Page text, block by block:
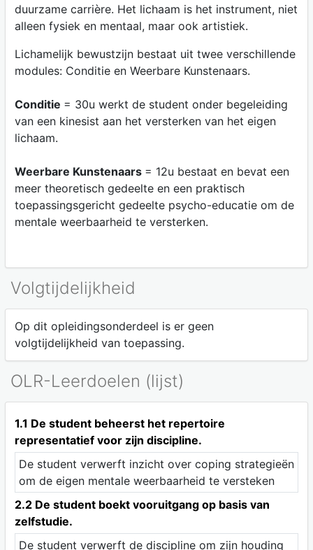
duurzame carrière. Het lichaam is het instrument, niet
alleen fysiek en mentaal, maar ook artistiek.
Lichamelijk bewustzijn bestaat uit twee verschillende
modules: Conditie en Weerbare Kunstenaars.
Conditie = 30u werkt de student onder begeleiding
van een kinesist aan het versterken van het eigen
lichaam.
Weerbare Kunstenaars = 12u bestaat en bevat een
meer theoretisch gedeelte en een praktisch
toepassingsgericht gedeelte psycho-educatie om de
mentale weerbaarheid te versterken.
Volgtijdelijkheid
Op dit opleidingsonderdeel is er geen
volgtijdelijkheid van toepassing.
OLR-Leerdoelen (lijst)
1.1 De student beheerst het repertoire
representatief voor zijn discipline.
De student verwerft inzicht over coping strategieën
om de eigen mentale weerbaarheid te versteken
2.2 De student boekt vooruitgang op basis van
zelfstudie.
De student verwerft de discipline om zijn houding